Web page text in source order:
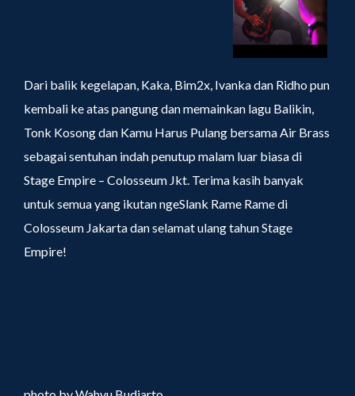
Dari balik kegelapan, Kaka, Bim2x, Ivanka dan Ridho pun
kembali ke atas pangung dan memainkan lagu Balikin,
Tonk Kosong dan Kamu Harus Pulang bersama Air Brass
sebagai sentuhan indah penutup malam luar biasa di
Stage Empire – Colosseum Jkt. Terima kasih banyak
untuk semua yang ikutan ngeSlank Rame Rame di
Colosseum Jakarta dan selamat ulang tahun Stage
Empire!